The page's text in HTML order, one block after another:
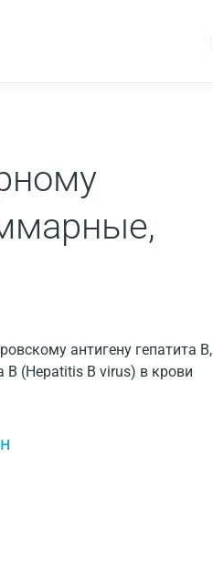
антигену гепатита В,
B (Hepatitis B virus) в крови